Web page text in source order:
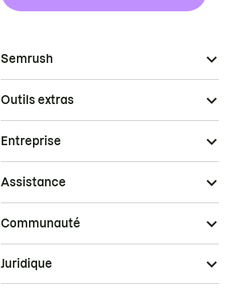
Semrush
Outils extras
Entreprise
Assistance
Communauté
Juridique